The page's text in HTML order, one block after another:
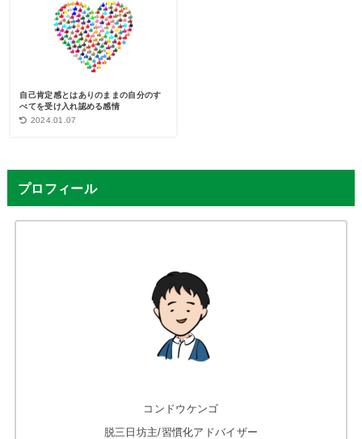
自己肯定感とはありのままの自分のす
べてを受け入れ認める感情
2024.01.07
プロフィール
コンドウケンゴ
脱三日坊主/習慣化アドバイザー